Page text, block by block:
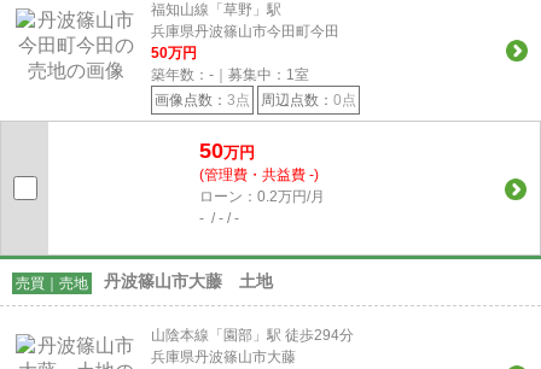
福知山線「草野」駅
兵庫県丹波篠山市今田町今田
50万円
築年数：-｜募集中： 1室
画像点数： 3点 周辺点数： 0点
50万円
(管理費・共益費 -)
ローン：0.2万円/月
- / - / -
売買｜売地 丹波篠山市大藤 土地
山陰本線「園部」駅 徒歩294分
兵庫県丹波篠山市大藤